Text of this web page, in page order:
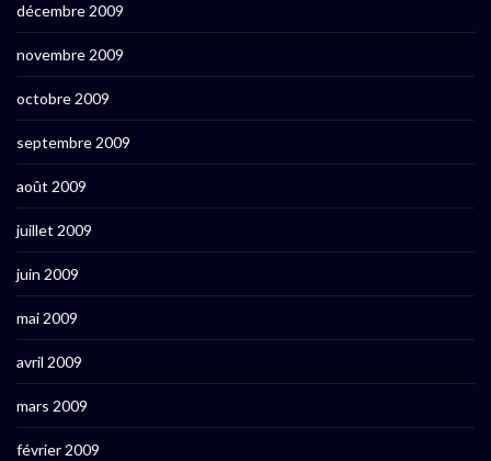
décembre 2009
novembre 2009
octobre 2009
septembre 2009
août 2009
juillet 2009
juin 2009
mai 2009
avril 2009
mars 2009
février 2009